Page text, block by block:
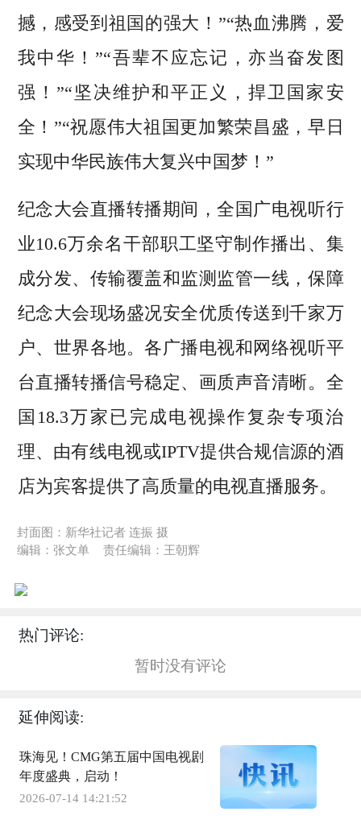
撼，感受到祖国的强大！”“热血沸腾，爱
我中华！”“吾辈不应忘记，亦当奋发图
强！”“坚决维护和平正义，捍卫国家安
全！”“祝愿伟大祖国更加繁荣昌盛，早日
实现中华民族伟大复兴中国梦！”
纪念大会直播转播期间，全国广电视听行
业10.6万余名干部职工坚守制作播出、集
成分发、传输覆盖和监测监管一线，保障
纪念大会现场盛况安全优质传送到千家万
户、世界各地。各广播电视和网络视听平
台直播转播信号稳定、画质声音清晰。全
国18.3万家已完成电视操作复杂专项治
理、由有线电视或IPTV提供合规信源的酒
店为宾客提供了高质量的电视直播服务。
封面图：新华社记者 连振 摄
编辑：张文单
责任编辑：王朝辉
热门评论:
暂时没有评论
延伸阅读:
珠海见！CMG第五届中国电视剧
年度盛典，启动！
2026-07-14 14:21:52